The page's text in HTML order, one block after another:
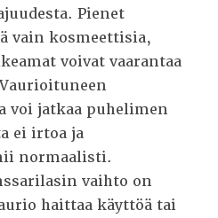
Pienet
vain kosmeettisia,
voivat vaarantaa
voi jatkaa puhelimen
ei irtoa ja
normaalisti.
vaihto on
haittaa käyttöä tai